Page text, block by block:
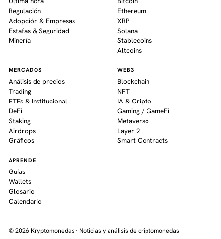
Regulación
Adopción & Empresas
Estafas & Seguridad
Minería
Ethereum
XRP
Solana
Stablecoins
Altcoins
MERCADOS
Análisis de precios
Trading
ETFs & Institucional
DeFi
Staking
Airdrops
Gráficos
WEB3
Blockchain
NFT
IA & Cripto
Gaming / GameFi
Metaverso
Layer 2
Smart Contracts
APRENDE
Guías
Wallets
Glosario
Calendario
© 2026 Kryptomonedas · Noticias y análisis de criptomonedas